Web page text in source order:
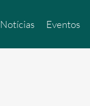
Notícias Eventos